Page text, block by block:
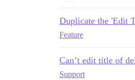
Duplicate the 'Edit
Feature
Can’t edit title of
Support